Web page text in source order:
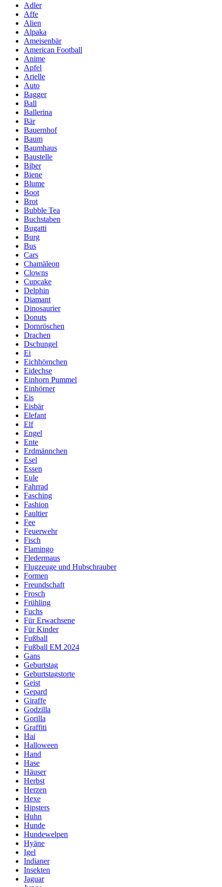
Adler
Affe
Alien
Alpaka
Ameisenbär
American Football
Anime
Apfel
Arielle
Auto
Bagger
Ball
Ballerina
Bär
Bauernhof
Baum
Baumhaus
Baustelle
Biber
Biene
Blume
Boot
Brot
Bubble Tea
Buchstaben
Bugatti
Burg
Bus
Cars
Chamäleon
Clowns
Cupcake
Delphin
Diamant
Dinosaurier
Donuts
Dornröschen
Drachen
Dschungel
Ei
Eichhörnchen
Eidechse
Einhorn Pummel
Einhörner
Eis
Eisbär
Elefant
Elf
Engel
Ente
Erdmännchen
Esel
Essen
Eule
Fahrrad
Fasching
Fashion
Faultier
Fee
Feuerwehr
Fisch
Flamingo
Fledermaus
Flugzeuge und Hubschrauber
Formen
Freundschaft
Frosch
Frühling
Fuchs
Für Erwachsene
Für Kinder
Fußball
Fußball EM 2024
Gans
Geburtstag
Geburtstagstorte
Geist
Gepard
Giraffe
Godzilla
Gorilla
Graffiti
Hai
Halloween
Hand
Hase
Häuser
Herbst
Herzen
Hexe
Hipsters
Huhn
Hunde
Hundewelpen
Hyäne
Igel
Indianer
Insekten
Jaguar